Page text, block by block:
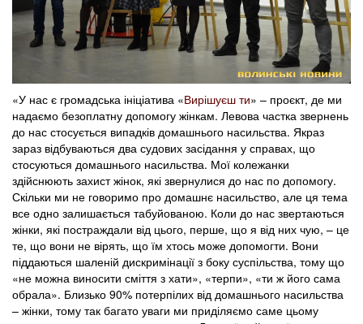
«У нас є громадська ініціатива «Вирішуєш ти» – проєкт, де ми
надаємо безоплатну допомогу жінкам. Левова частка звернень
до нас стосується випадків домашнього насильства. Якраз
зараз відбуваються два судових засідання у справах, що
стосуються домашнього насильства. Мої колежанки
здійснюють захист жінок, які звернулися до нас по допомогу.
Скільки ми не говоримо про домашнє насильство, але ця тема
все одно залишається табуйованою. Коли до нас звертаються
жінки, які постраждали від цього, перше, що я від них чую, – це
те, що вони не вірять, що їм хтось може допомогти. Вони
піддаються шаленій дискримінації з боку суспільства, тому що
«не можна виносити сміття з хати», «терпи», «ти ж його сама
обрала». Близько 90% потерпілих від домашнього насильства
– жінки, тому так багато уваги ми приділяємо саме цьому